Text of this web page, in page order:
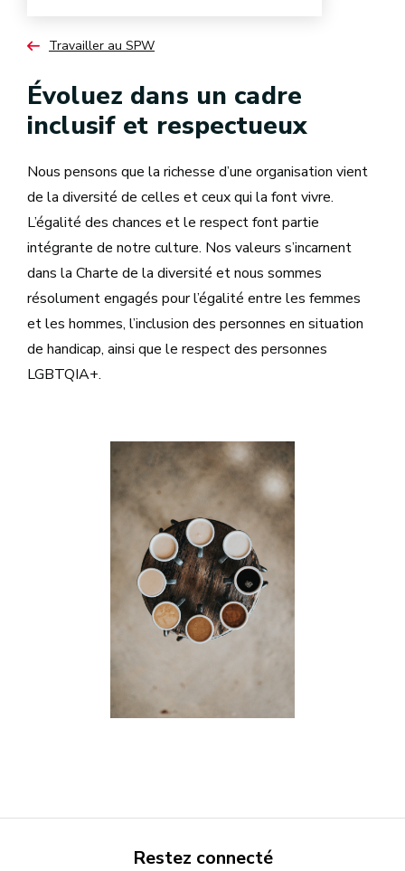
Travailler au SPW
Évoluez dans un cadre
inclusif et respectueux
Nous pensons que la richesse d’une organisation vient
de la diversité de celles et ceux qui la font vivre.
L’égalité des chances et le respect font partie
intégrante de notre culture. Nos valeurs s’incarnent
dans la Charte de la diversité et nous sommes
résolument engagés pour l’égalité entre les femmes
et les hommes, l’inclusion des personnes en situation
de handicap, ainsi que le respect des personnes
LGBTQIA+.
Restez connecté